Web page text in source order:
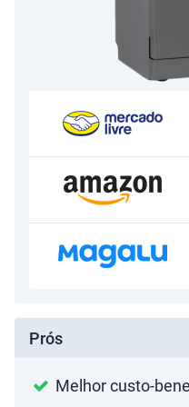
Prós
Melhor custo-